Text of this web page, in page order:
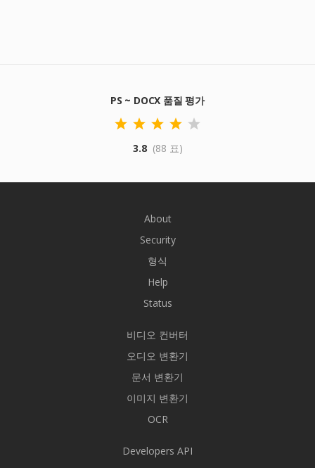
PS ~ DOCX 품질 평가
3.8 (88 표)
About
Security
형식
Help
Status
비디오 컨버터
오디오 변환기
문서 변환기
이미지 변환기
OCR
Developers API